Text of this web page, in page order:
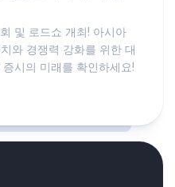
및 로드쇼 개최! 아시아
와 경쟁력 강화를 위한 대
시의 미래를 확인하세요!